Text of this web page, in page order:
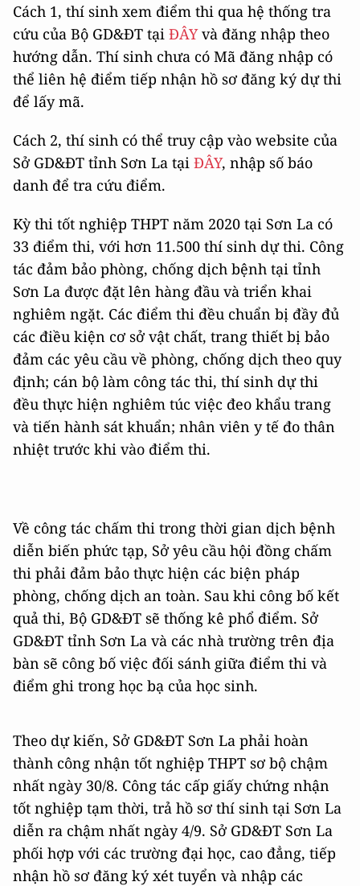
Cách 1, thí sinh xem điểm thi qua hệ thống tra
cứu của Bộ GD&ĐT tại ĐÂYvà đăng nhập theo
hướng dẫn. Thí sinh chưa có Mã đăng nhập có
thể liên hệ điểm tiếp nhận hồ sơ đăng ký dự thi
để lấy mã.
Cách 2, thí sinh có thể truy cập vào website của
Sở GD&ĐT tỉnh Sơn La tại ĐÂY, nhập số báo
danh để tra cứu điểm.
Kỳ thi tốt nghiệp THPT năm 2020 tại Sơn La có
33 điểm thi, với hơn 11.500 thí sinh dự thi. Công
tác đảm bảo phòng, chống dịch bệnh tại tỉnh
Sơn La được đặt lên hàng đầu và triển khai
nghiêm ngặt. Các điểm thi đều chuẩn bị đầy đủ
các điều kiện cơ sở vật chất, trang thiết bị bảo
đảm các yêu cầu về phòng, chống dịch theo quy
định; cán bộ làm công tác thi, thí sinh dự thi
đều thực hiện nghiêm túc việc đeo khẩu trang
và tiến hành sát khuẩn; nhân viên y tế đo thân
nhiệt trước khi vào điểm thi.
Về công tác chấm thi trong thời gian dịch bệnh
diễn biến phức tạp, Sở yêu cầu hội đồng chấm
thi phải đảm bảo thực hiện các biện pháp
phòng, chống dịch an toàn. Sau khi công bố kết
quả thi, Bộ GD&ĐT sẽ thống kê phổ điểm. Sở
GD&ĐT tỉnh Sơn La và các nhà trường trên địa
bàn sẽ công bố việc đối sánh giữa điểm thi và
điểm ghi trong học bạ của học sinh.
Theo dự kiến, Sở GD&ĐT Sơn La phải hoàn
thành công nhận tốt nghiệp THPT sơ bộ chậm
nhất ngày 30/8. Công tác cấp giấy chứng nhận
tốt nghiệp tạm thời, trả hồ sơ thí sinh tại Sơn La
diễn ra chậm nhất ngày 4/9. Sở GD&ĐT Sơn La
phối hợp với các trường đại học, cao đẳng, tiếp
nhận hồ sơ đăng ký xét tuyển và nhập các